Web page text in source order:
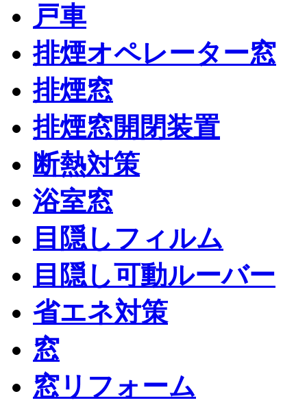
戸車
排煙オペレーター窓
排煙窓
排煙窓開閉装置
断熱対策
浴室窓
目隠しフィルム
目隠し可動ルーバー
省エネ対策
窓
窓リフォーム